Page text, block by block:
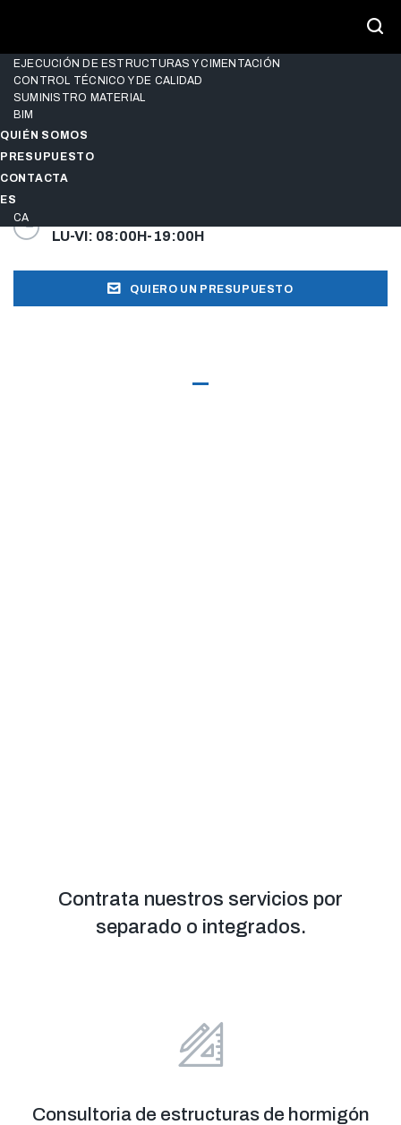
LU-VI: 08:00H-19:00H
QUIERO UN PRESUPUESTO
EJECUCIÓN DE ESTRUCTURAS Y CIMENTACIÓN
CONTROL TÉCNICO Y DE CALIDAD
SUMINISTRO MATERIAL
BIM
QUIÉN SOMOS
PRESUPUESTO
CONTACTA
ES
CA
Contrata nuestros servicios por
separado o integrados.
Consultoria de estructuras de hormigón